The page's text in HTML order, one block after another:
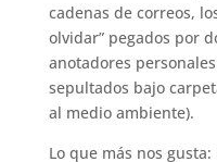
cadenas de correos,
olvidar” pegados por
anotadores
sepultados bajo
al medio ambiente).
Lo que más nos